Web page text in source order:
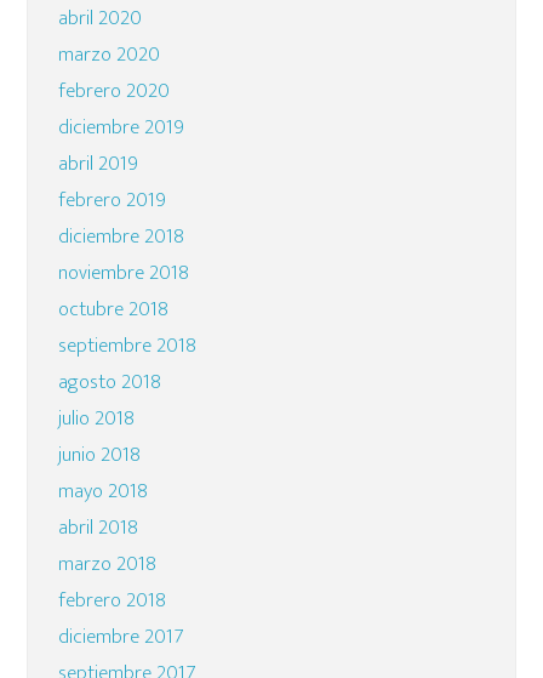
abril 2020
marzo 2020
febrero 2020
diciembre 2019
abril 2019
febrero 2019
diciembre 2018
noviembre 2018
octubre 2018
septiembre 2018
agosto 2018
julio 2018
junio 2018
mayo 2018
abril 2018
marzo 2018
febrero 2018
diciembre 2017